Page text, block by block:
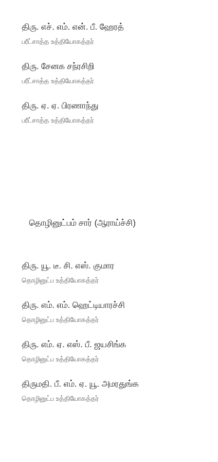
திரு. எச். எம். என். பீ. ஹேரத்
பரீட்சாத்த உத்தியோகத்தர்
திரு. சேனக சந்ரசிறி
பரீட்சாத்த உத்தியோகத்தர்
திரு. ஏ. ஏ. பிரணாந்து
பரீட்சாத்த உத்தியோகத்தர்
தொழினுட்பம் சார் (ஆராய்ச்சி)
திரு. யூ. டீ. சி. எஸ். குமார
தொழினுட்ப உத்தியோகத்தர்
திரு. எம். எம். ஹெட்டியாரச்சி
தொழினுட்ப உத்தியோகத்தர்
திரு. எம். ஏ. எஸ். பீ. ஜயசிங்க
தொழினுட்ப உத்தியோகத்தர்
திருமதி. பீ. எம். ஏ. யூ. அமரதுங்க
தொழினுட்ப உத்தியோகத்தர்